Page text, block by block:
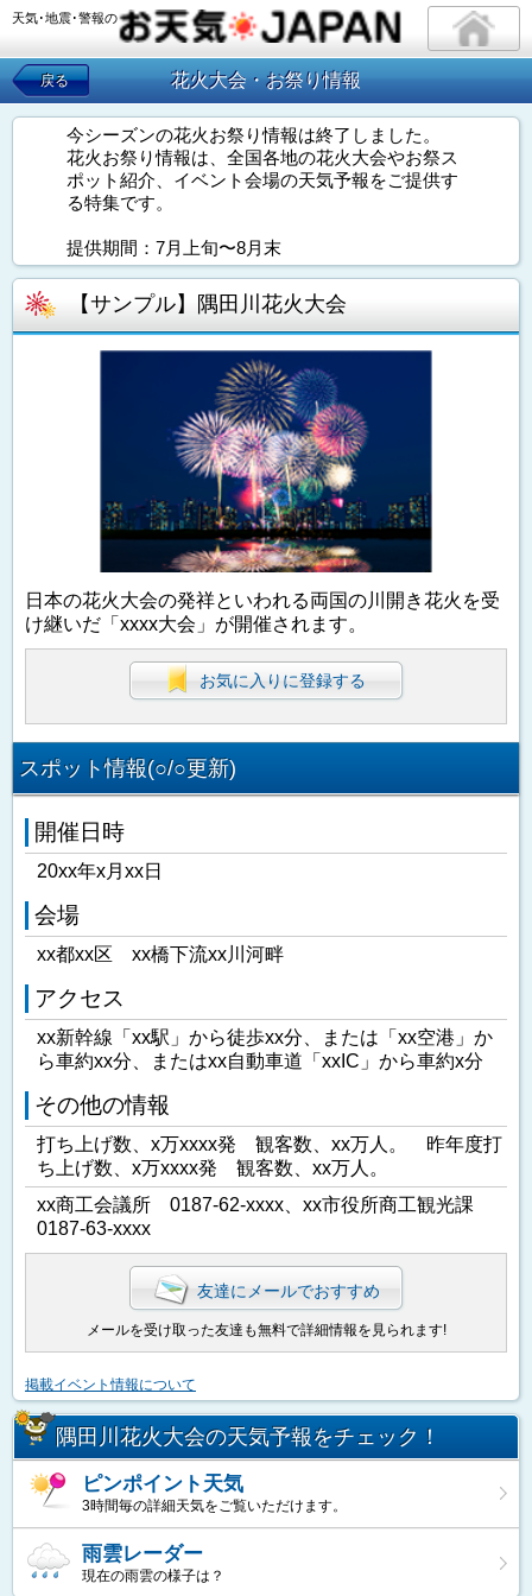
天気･地震･警報の
戻る 花火大会・お祭り情報
今シーズンの花火お祭り情報は終了しました。
花火お祭り情報は、全国各地の花火大会やお祭ス
ポット紹介、イベント会場の天気予報をご提供す
る特集です。
提供期間：7月上旬〜8月末
【サンプル】隅田川花火大会
日本の花火大会の発祥といわれる両国の川開き花火を受
け継いだ「xxxx大会」が開催されます。
お気に入りに登録する
スポット情報(○/○更新)
開催日時
20xx年x月xx日
会場
xx都xx区 xx橋下流xx川河畔
アクセス
xx新幹線「xx駅」から徒歩xx分、または「xx空港」か
ら車約xx分、またはxx自動車道「xxIC」から車約x分
その他の情報
打ち上げ数、x万xxxx発 観客数、xx万人。 昨年度打
ち上げ数、x万xxxx発 観客数、xx万人。
xx商工会議所 0187-62-xxxx、xx市役所商工観光課
0187-63-xxxx
友達にメールでおすすめ
メールを受け取った友達も無料で詳細情報を見られます!
掲載イベント情報について
隅田川花火大会の天気予報をチェック！
ピンポイント天気
3時間毎の詳細天気をご覧いただけます。
雨雲レーダー
現在の雨雲の様子は？